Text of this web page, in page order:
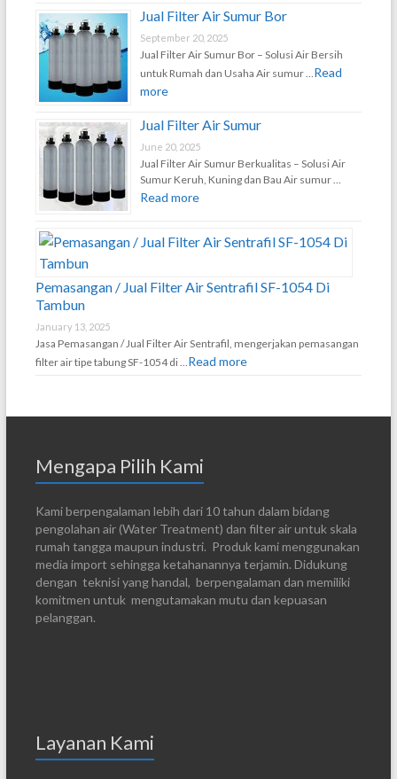
Jual Filter Air Sumur Bor
September 20, 2025
Jual Filter Air Sumur Bor – Solusi Air Bersih
untuk Rumah dan Usaha Air sumur … Read
more
Jual Filter Air Sumur
June 20, 2025
Jual Filter Air Sumur Berkualitas – Solusi Air
Sumur Keruh, Kuning dan Bau Air sumur …
Read more
Pemasangan / Jual Filter Air Sentrafil SF-1054 Di
Tambun
January 13, 2025
Jasa Pemasangan / Jual Filter Air Sentrafil, mengerjakan pemasangan
filter air tipe tabung SF-1054 di … Read more
Mengapa Pilih Kami
Kami berpengalaman lebih dari 10 tahun dalam bidang
pengolahan air (Water Treatment) dan filter air untuk skala
rumah tangga maupun industri. Produk kami menggunakan
media import sehingga ketahanannya terjamin. Didukung
dengan teknisi yang handal, berpengalaman dan memiliki
komitmen untuk mengutamakan mutu dan kepuasan
pelanggan.
Layanan Kami